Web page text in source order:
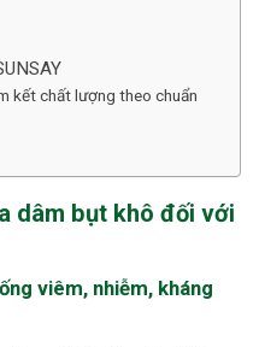
kết chất lượng theo chuẩn
dâm bụt khô đối với
viêm, nhiễm, kháng